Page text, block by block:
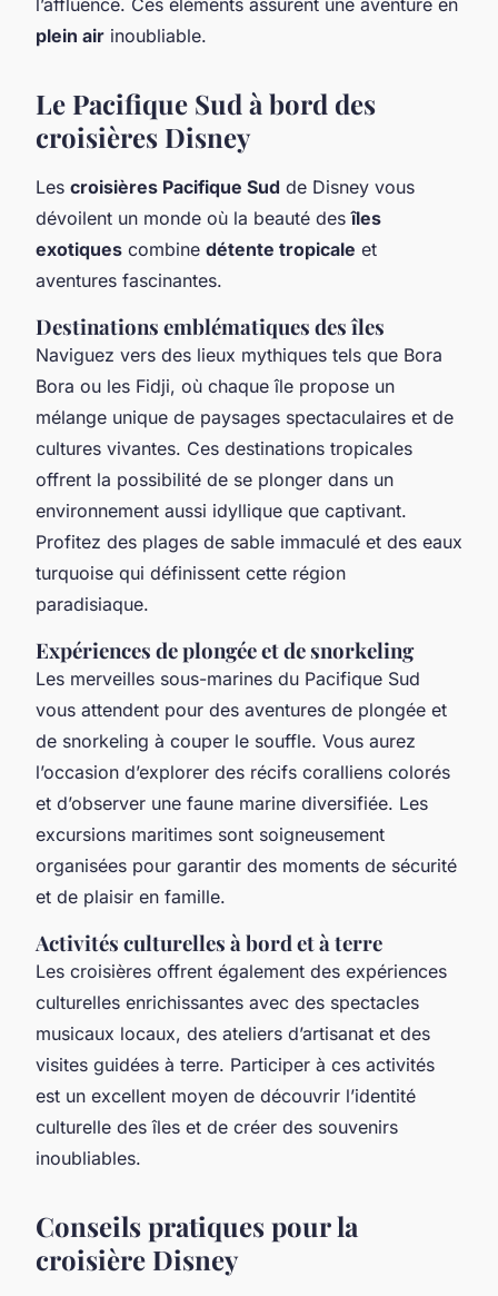
plein air inoubliable.
Le Pacifique Sud à bord des
croisières Disney
Les croisières Pacifique Sud de Disney vous
dévoilent un monde où la beauté desîles
exotiques combine détente tropicale et
aventures fascinantes.
Destinations emblématiques des îles
Naviguez vers des lieux mythiques tels que Bora
Bora ou les Fidji, où chaque île propose un
mélange unique de paysages spectaculaires et de
cultures vivantes. Ces destinations tropicales
offrent la possibilité de se plonger dans un
environnement aussi idyllique que captivant.
Profitez des plages de sable immaculé et des eaux
turquoise qui définissent cette région
paradisiaque.
Expériences de plongée et de snorkeling
Les merveilles sous-marines du Pacifique Sud
vous attendent pour des aventures de plongée et
de snorkeling à couper le souffle. Vous aurez
l’occasion d’explorer des récifs coralliens colorés
et d’observer une faune marine diversifiée. Les
excursions maritimes sont soigneusement
organisées pour garantir des moments de sécurité
et de plaisir en famille.
Activités culturelles à bord et à terre
Les croisières offrent également des expériences
culturelles enrichissantes avec des spectacles
musicaux locaux, des ateliers d’artisanat et des
visites guidées à terre. Participer à ces activités
est un excellent moyen de découvrir l’identité
culturelle des îles et de créer des souvenirs
inoubliables.
Conseils pratiques pour la
croisière Disney